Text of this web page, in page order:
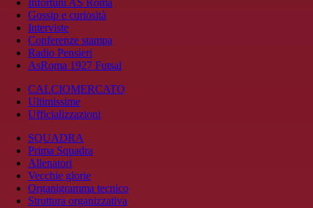
Infortuni AS Roma
Gossip e curiosità
Interviste
Conferenze stampa
Radio Pensieri
AsRoma 1927 Futsal
CALCIOMERCATO
Ultimissime
Ufficializzazioni
SQUADRA
Prima Squadra
Allenatori
Vecchie glorie
Organigramma tecnico
Struttura organizzativa